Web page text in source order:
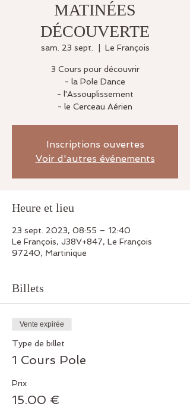
MATINÉES
DÉCOUVERTE
sam. 23 sept. Le François
3 Cours pour découvrir
- la Pole Dance
- l'Assouplissement
- le Cerceau Aérien
Inscriptions ouvertes
Voir d'autres événements
Heure et lieu
23 sept. 2023, 08:55 – 12:40
Le François, J38V+847, Le François
97240, Martinique
Billets
Vente expirée
Type de billet
1 Cours Pole
Prix
15,00 €